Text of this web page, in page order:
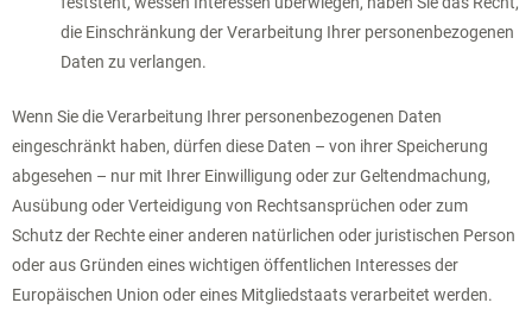
die Einschränkung der Verarbeitung Ihrer personenbezogenen
Daten zu verlangen.
Wenn Sie die Verarbeitung Ihrer personenbezogenen Daten
eingeschränkt haben, dürfen diese Daten – von ihrer Speicherung
abgesehen – nur mit Ihrer Einwilligung oder zur Geltendmachung,
Ausübung oder Verteidigung von Rechtsansprüchen oder zum
Schutz der Rechte einer anderen natürlichen oder juristischen Person
oder aus Gründen eines wichtigen öffentlichen Interesses der
Europäischen Union oder eines Mitgliedstaats verarbeitet werden.